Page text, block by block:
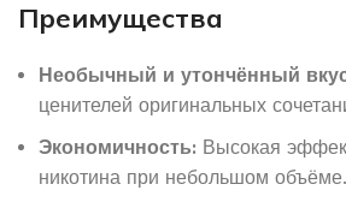
Преимущества
Необычный и утончённый
ценителей оригинальных
Экономичность: Высокая
никотина при небольшом объёме.